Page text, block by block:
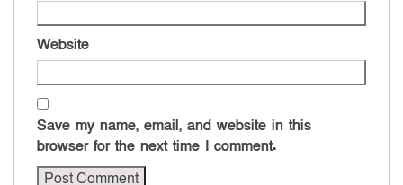
Website
Save my name, email, and website in this
browser for the next time I comment.